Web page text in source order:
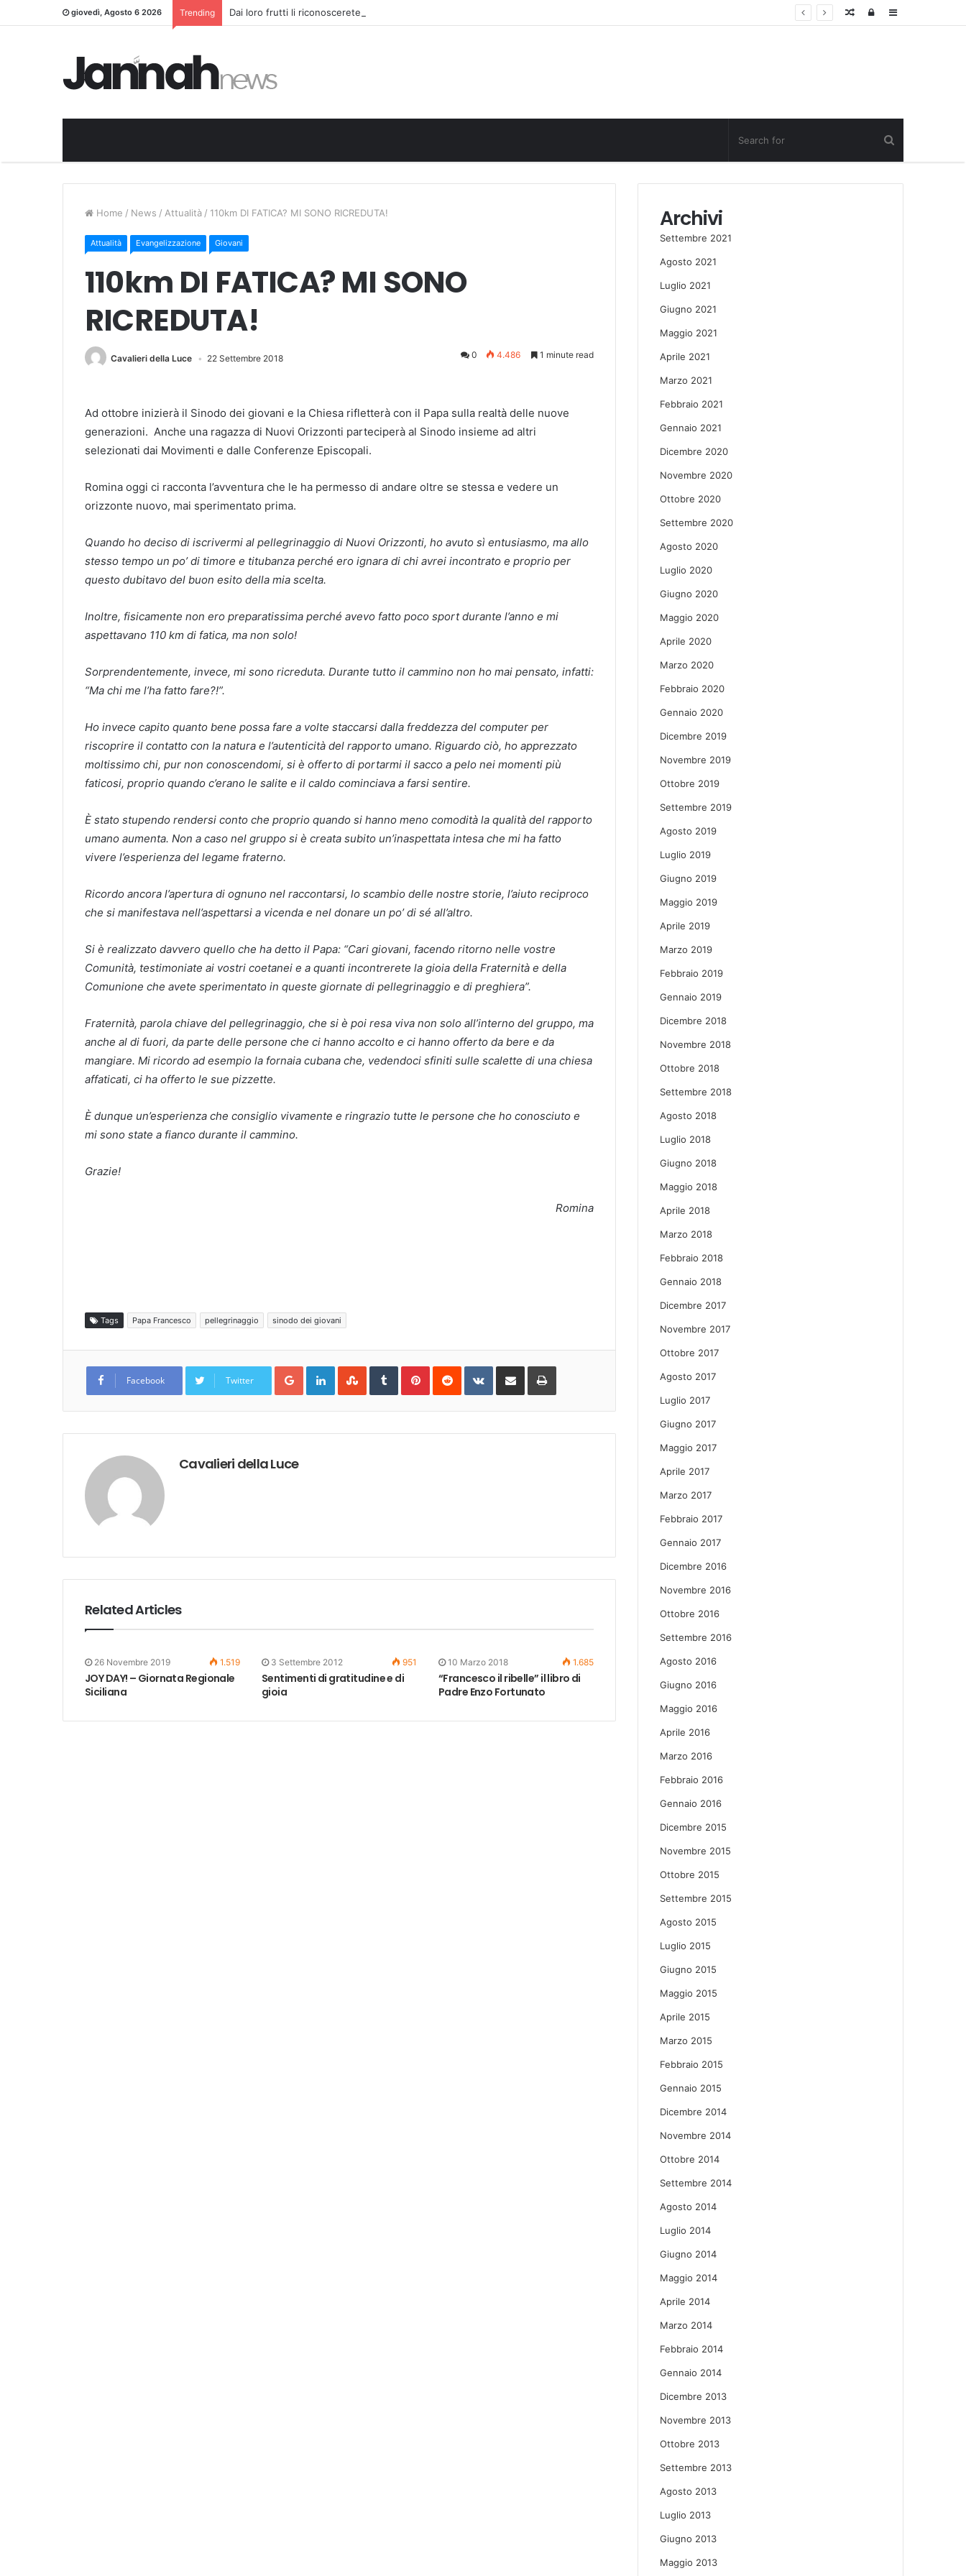
giovedì, Agosto 6 2026 Trending Dai loro frutti li riconoscerete Sidebar
Log
Random
Home / News / Attualità / 110km DI FATICA? MI SONO RICREDUTA!
Attualità Evangelizzazione Giovani
110km DI FATICA? MI SONO
RICREDUTA!
Cavalieri della Luce 22 Settembre 2018 0 4.486 1 minute read
Ad ottobre inizierà il Sinodo dei giovani e la Chiesa rifletterà con il Papa sulla realtà delle nuove
generazioni. Anche una ragazza di Nuovi Orizzonti parteciperà al Sinodo insieme ad altri
selezionati dai Movimenti e dalle Conferenze Episcopali.
Romina oggi ci racconta l’avventura che le ha permesso di andare oltre se stessa e vedere un
orizzonte nuovo, mai sperimentato prima.
Quando ho deciso di iscrivermi al pellegrinaggio di Nuovi Orizzonti, ho avuto sì entusiasmo, ma allo
stesso tempo un po’ di timore e titubanza perché ero ignara di chi avrei incontrato e proprio per
questo dubitavo del buon esito della mia scelta.
Inoltre, fisicamente non ero preparatissima perché avevo fatto poco sport durante l’anno e mi
aspettavano 110 km di fatica, ma non solo!
Sorprendentemente, invece, mi sono ricreduta. Durante tutto il cammino non ho mai pensato, infatti:
“Ma chi me l’ha fatto fare?!”.
Ho invece capito quanto bene possa fare a volte staccarsi dalla freddezza del computer per
riscoprire il contatto con la natura e l’autenticità del rapporto umano. Riguardo ciò, ho apprezzato
moltissimo chi, pur non conoscendomi, si è offerto di portarmi il sacco a pelo nei momenti più
faticosi, proprio quando c’erano le salite e il caldo cominciava a farsi sentire.
È stato stupendo rendersi conto che proprio quando si hanno meno comodità la qualità del rapporto
umano aumenta. Non a caso nel gruppo si è creata subito un’inaspettata intesa che mi ha fatto
vivere l’esperienza del legame fraterno.
Ricordo ancora l’apertura di ognuno nel raccontarsi, lo scambio delle nostre storie, l’aiuto reciproco
che si manifestava nell’aspettarsi a vicenda e nel donare un po’ di sé all’altro.
Si è realizzato davvero quello che ha detto il Papa: “Cari giovani, facendo ritorno nelle vostre
Comunità, testimoniate ai vostri coetanei e a quanti incontrerete la gioia della Fraternità e della
Comunione che avete sperimentato in queste giornate di pellegrinaggio e di preghiera”.
Fraternità, parola chiave del pellegrinaggio, che si è poi resa viva non solo all’interno del gruppo, ma
anche al di fuori, da parte delle persone che ci hanno accolto e ci hanno offerto da bere e da
mangiare. Mi ricordo ad esempio la fornaia cubana che, vedendoci sfiniti sulle scalette di una chiesa
affaticati, ci ha offerto le sue pizzette.
È dunque un’esperienza che consiglio vivamente e ringrazio tutte le persone che ho conosciuto e
mi sono state a fianco durante il cammino.
Grazie!
Romina
Tags Papa Francesco pellegrinaggio sinodo dei giovani
Facebook Twitter
Google+LinkedInStumbleUpon
TumblrPinterestReddit VKontakteShare
Email
Print
Cavalieri della Luce
Related Articles
26 Novembre 2019 1.519
JOY DAY! – Giornata Regionale
Siciliana
3 Settembre 2012 951
Sentimenti di gratitudine e di
gioia
10 Marzo 2018 1.685
“Francesco il ribelle” il libro di
Padre Enzo Fortunato
Archivi
Settembre 2021
Agosto 2021
Luglio 2021
Giugno 2021
Maggio 2021
Aprile 2021
Marzo 2021
Febbraio 2021
Gennaio 2021
Dicembre 2020
Novembre 2020
Ottobre 2020
Settembre 2020
Agosto 2020
Luglio 2020
Giugno 2020
Maggio 2020
Aprile 2020
Marzo 2020
Febbraio 2020
Gennaio 2020
Dicembre 2019
Novembre 2019
Ottobre 2019
Settembre 2019
Agosto 2019
Luglio 2019
Giugno 2019
Maggio 2019
Aprile 2019
Marzo 2019
Febbraio 2019
Gennaio 2019
Dicembre 2018
Novembre 2018
Ottobre 2018
Settembre 2018
Agosto 2018
Luglio 2018
Giugno 2018
Maggio 2018
Aprile 2018
Marzo 2018
Febbraio 2018
Gennaio 2018
Dicembre 2017
Novembre 2017
Ottobre 2017
Agosto 2017
Luglio 2017
Giugno 2017
Maggio 2017
Aprile 2017
Marzo 2017
Febbraio 2017
Gennaio 2017
Dicembre 2016
Novembre 2016
Ottobre 2016
Settembre 2016
Agosto 2016
Giugno 2016
Maggio 2016
Aprile 2016
Marzo 2016
Febbraio 2016
Gennaio 2016
Dicembre 2015
Novembre 2015
Ottobre 2015
Settembre 2015
Agosto 2015
Luglio 2015
Giugno 2015
Maggio 2015
Aprile 2015
Marzo 2015
Febbraio 2015
Gennaio 2015
Dicembre 2014
Novembre 2014
Ottobre 2014
Settembre 2014
Agosto 2014
Luglio 2014
Giugno 2014
Maggio 2014
Aprile 2014
Marzo 2014
Febbraio 2014
Gennaio 2014
Dicembre 2013
Novembre 2013
Ottobre 2013
Settembre 2013
Agosto 2013
Luglio 2013
Giugno 2013
Maggio 2013